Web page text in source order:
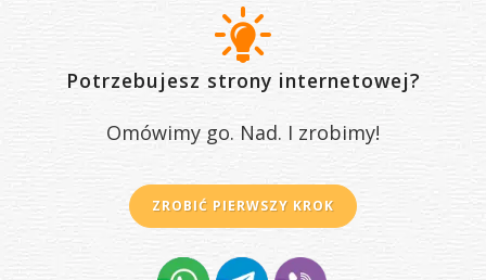
Potrzebujesz strony internetowej?
Omówimy go. Nad. I zrobimy!
ZROBIĆ PIERWSZY KROK